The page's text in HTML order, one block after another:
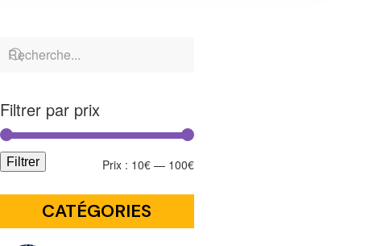
Filtrer par prix
Filtrer Prix : 10€— 100€
CATÉGORIES